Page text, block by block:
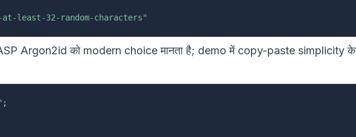
least-32-random-characters"
Argon2id को modern choice मानता है; demo में copy-paste simplicity के
;